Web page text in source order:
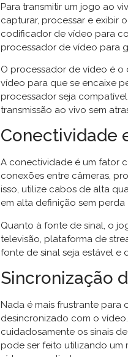
Para transmitir um jogo ao
capturar, processar e exibir
codificador de vídeo para
processador de vídeo para
O processador de vídeo é
vídeo para que se encaixe
processador seja
transmissão ao vivo sem
Conectividade
A conectividade é um fator
conexões entre câmeras,
isso, utilize cabos de alta
em alta definição sem
Quanto à fonte de sinal, o
televisão, plataforma de
fonte de sinal seja estável e
Sincronização
Nada é mais frustrante para
desincronizado com o
cuidadosamente os sinais
pode ser feito utilizando um